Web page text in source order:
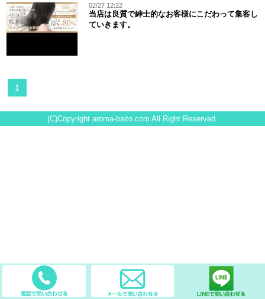
02/27 12:22
当店は良質で紳士的なお客様にこだわって集客し
ていきます。
1
(C)Copyright aroma-baito.com All Right Reserved.